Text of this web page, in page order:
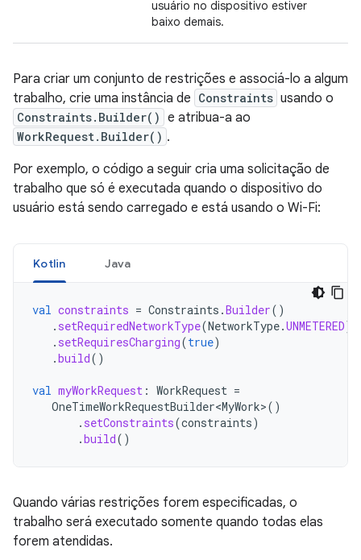
usuário no dispositivo estiver
baixo demais.
Para criar um conjunto de restrições e associá-lo a algum
trabalho, crie uma instância de Constraints usando o
Constraints.Builder() e atribua-a ao
WorkRequest.Builder() .
Por exemplo, o código a seguir cria uma solicitação de
trabalho que só é executada quando o dispositivo do
usuário está sendo carregado e está usando o Wi-Fi:
Kotlin Java
val constraints = Constraints .Builder()
. setRequiredNetworkType(NetworkType.UNMETERED)
. setRequiresCharging(true)
.build()
val myWorkRequest : WorkRequest =
OneTimeWorkRequestBuilder<MyWork>()
. setConstraints(constraints)
.build()
Quando várias restrições forem especificadas, o
trabalho será executado somente quando todas elas
forem atendidas.